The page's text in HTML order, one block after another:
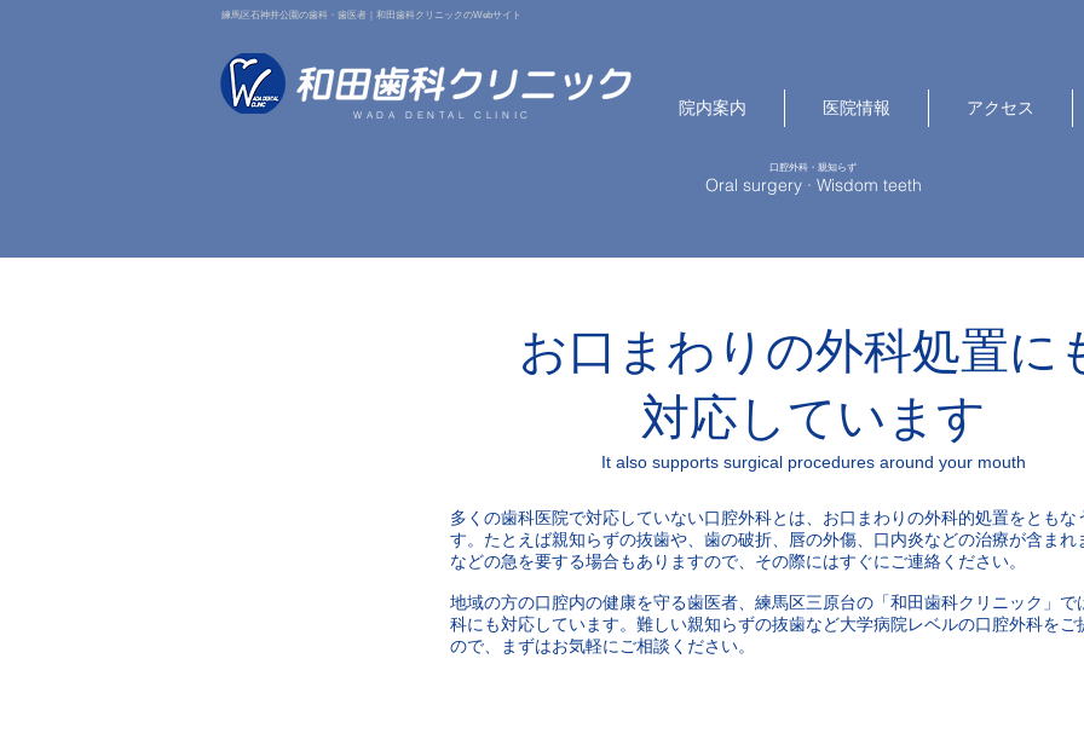
練馬区石神井公園の歯科・歯医者｜和田歯科クリニックのWebサイト
WADA DENTAL CLINIC 院内案内 医院情報 アクセス
口腔外科・親知らず
Oral surgery · Wisdom teeth
お口まわりの外科処置に
対応しています
It also supports surgical procedures around your mouth
多くの歯科医院で対応していない口腔外科とは、お口まわりの外科的処置をともな
す。たとえば親知らずの抜歯や、歯の破折、唇の外傷、口内炎などの治療が含まれ
などの急を要する場合もありますので、その際にはすぐにご連絡ください。
地域の方の口腔内の健康を守る歯医者、練馬区三原台の「和田歯科クリニック」で
科にも対応しています。難しい親知らずの抜歯など大学病院レベルの口腔外科をご
ので、まずはお気軽にご相談ください。